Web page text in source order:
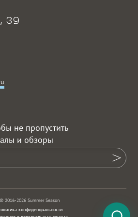
39
не пропустить
и обзоры
© 2016-2026 Summer Season
конфиденциальности